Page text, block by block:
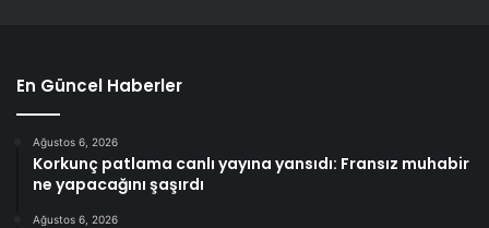
En Güncel Haberler
Ağustos 6, 2026
Korkunç patlama canlı yayına yansıdı: Fransız muhabir
ne yapacağını şaşırdı
Ağustos 6, 2026